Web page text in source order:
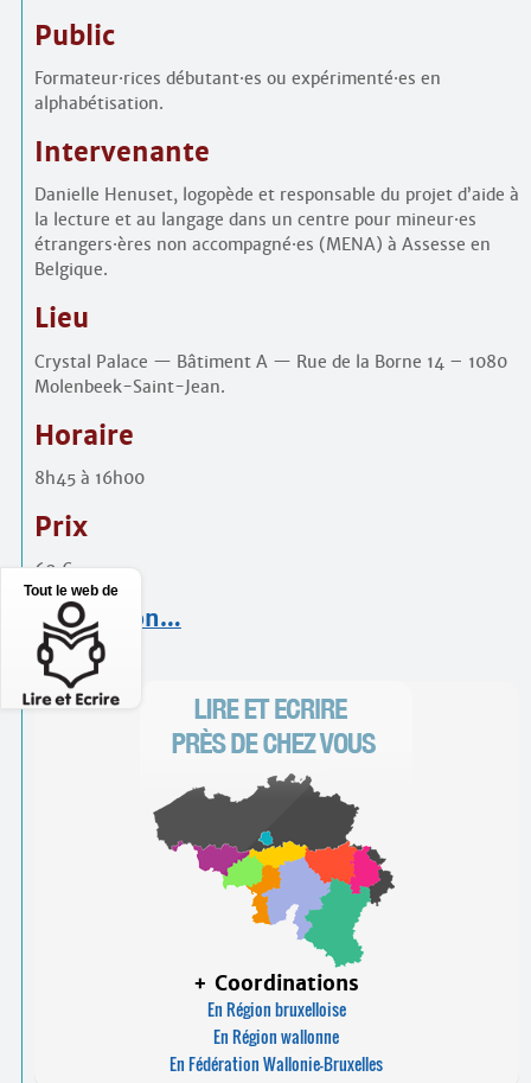
Public
Formateur·rices débutant·es ou expérimenté·es en
alphabétisation.
Intervenante
Danielle Henuset, logopède et responsable du projet d’aide à
la lecture et au langage dans un centre pour mineur·es
étrangers·ères non accompagné·es (MENA) à Assesse en
Belgique.
Lieu
Crystal Palace — Bâtiment A — Rue de la Borne 14 – 1080
Molenbeek-Saint-Jean.
Horaire
8h45 à 16h00
Prix
60 €
Inscription…
+ Coordinations
En Région bruxelloise
En Région wallonne
En Fédération Wallonie-Bruxelles
Tout le web de